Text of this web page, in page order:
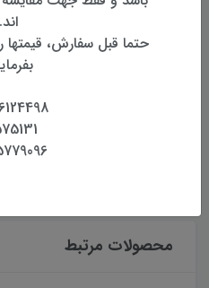
بهترین قیمت روز
همراه با گارانتی معتبر
بازگشت وجه
محصولات مرتبط
اند.
حتما قبل سفارش،